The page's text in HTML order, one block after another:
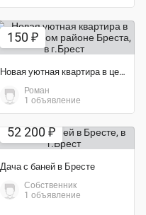
150 ₽
Новая уютная квартира в центральном районе Бреста
Роман
1 объявление
52 200 ₽
Дача с баней в Бресте
Собственник
1 объявление